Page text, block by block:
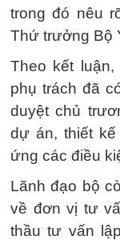
trong đó nêu
Thứ trưởng Bộ
Theo kết
phụ trách đã
duyệt chủ
dự án, thiết
ứng các điều
Lãnh đạo bộ
về đơn vị tư
thầu tư vấn